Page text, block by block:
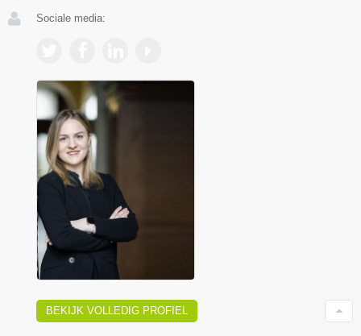
Sociale media:
BEKIJK VOLLEDIG PROFIEL